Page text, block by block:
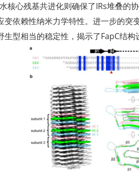
核心残基共进化则确保了IRs堆叠的
变依赖性纳米力学特性。进一步的
型相当的稳定性，揭示了FapC结构